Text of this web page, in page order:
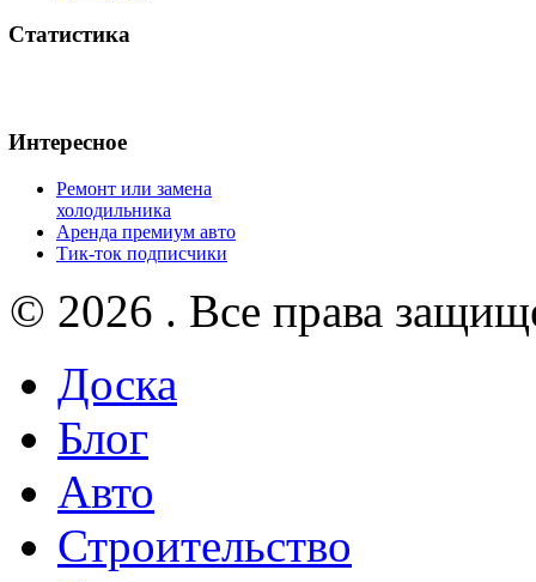
Статистика
Интересное
Ремонт или замена
холодильника
Аренда премиум авто
Тик-ток подписчики
© 2026 . Все права
Доска
Блог
Авто
Строительство